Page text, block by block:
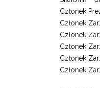
Członek
Członek
Członek
Członek
Członek
Członek